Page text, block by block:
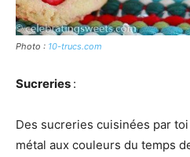
Photo : 10-trucs.com
Sucreries :
Des sucreries cuisinées par
métal aux couleurs du temps